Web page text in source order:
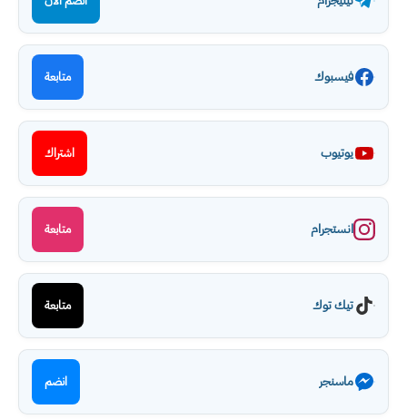
فيسبوك متابعة
يوتيوب اشتراك
انستجرام متابعة
تيك توك متابعة
ماسنجر انضم